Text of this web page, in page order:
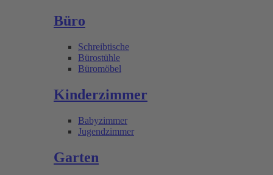
Büro
Schreibtische
Bürostühle
Büromöbel
Kinderzimmer
Babyzimmer
Jugendzimmer
Garten